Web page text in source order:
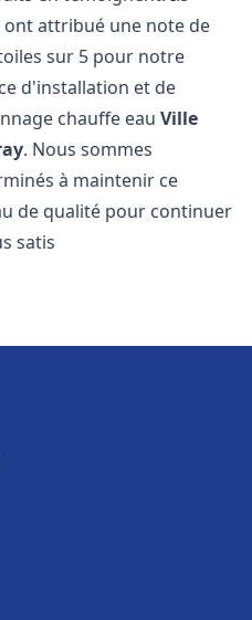
ont attribué une note de
sur 5 pour notre
d'installation et de
chauffe eauVille
. Nous sommes
à maintenir ce
de qualité pour continuer
satis